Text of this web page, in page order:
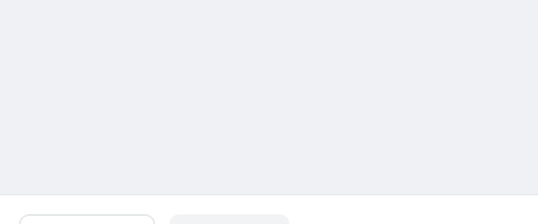
Navigation en pied de page